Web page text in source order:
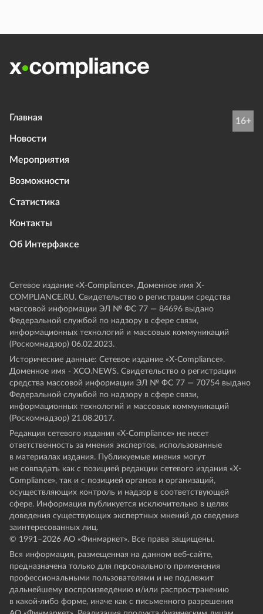
Главная
Новости
Мероприятия
Возможности
Статистика
Контакты
Об Интерфаксе
16+
Сетевое издание «Х-Compliance». Доменное имя X-
COMPLIANCE.RU. Свидетельство о регистрации средства
массовой информации ЭЛ № ФС 77 — 84696 выдано
Федеральной службой по надзору в сфере связи,
информационных технологий и массовых коммуникаций
(Роскомнадзор) 06.02.2023.
Исторические данные: Сетевое издание «Х-Compliance».
Доменное имя - XCO.NEWS. Свидетельство о регистрации
средства массовой информации ЭЛ № ФС 77 — 70754 выдано
Федеральной службой по надзору в сфере связи,
информационных технологий и массовых коммуникаций
(Роскомнадзор) 21.08.2017.
Редакция сетевого издания «X-Compliance» не несет
ответственность за мнения экспертов, использованные
в материалах издания. Публикуемые мнения могут
не совпадать как с позицией редакции сетевого издания «X-
Compliance», так и с позицией органов и организаций,
осуществляющих контроль и надзор в соответствующей
сфере. Информация публикуется исключительно в целях
доведения существующих экспертных мнений до сведения
заинтересованных лиц.
© 1991–2026 АО «Финмаркет». Все права защищены.
Вся информация, размещенная на данном веб-сайте,
предназначена только для персонального применения
профессиональными пользователями и не подлежит
дальнейшему воспроизведению и/или распространению
в какой-либо форме, иначе как с письменного разрешения